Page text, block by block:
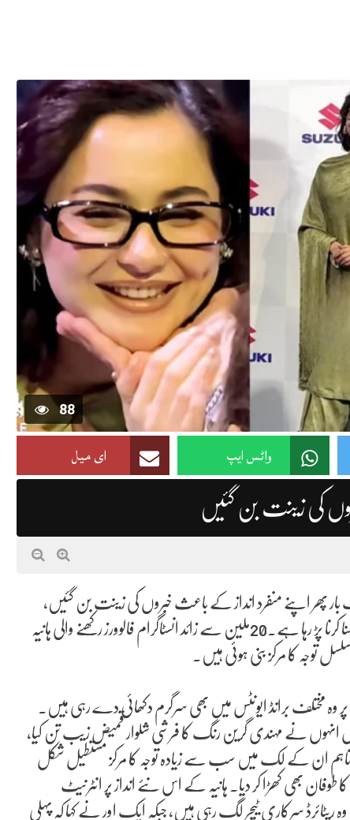
88
واٹس ایپ ای میل
کی زینت بن گئیں
بار پھر اپنے منفرد انداز کے باعث خبروں کی زینت بن گئیں،
تاہم اس بار تعریف کے بجائے انہیں سوشل میڈیا پر شدید ٹرولنگ کا سامنا کرنا پڑ رہا ہے۔20ملین سے زائد انسٹاگرام فالوورز رکھنے والی ہانیہ
توجہ کا مرکز بنی ہوئی ہیں۔
وہ مختلف برانڈ ایونٹس میں بھی سرگرم دکھائی دے رہی ہیں۔
نے مہندی گرین رنگ کا فرشی شلوار قمیض زیب تن کیا،
تاہم ان کے لک میں سب سے زیادہ توجہ کا مرکز مستطیل شکل
بھی کھڑا کر دیا۔ ہانیہ کے اس نئے انداز پر انٹرنیٹ
سرکاری ٹیچر لگ رہی ہیں، جبکہ ایک اور نے کہا کہ پہلی